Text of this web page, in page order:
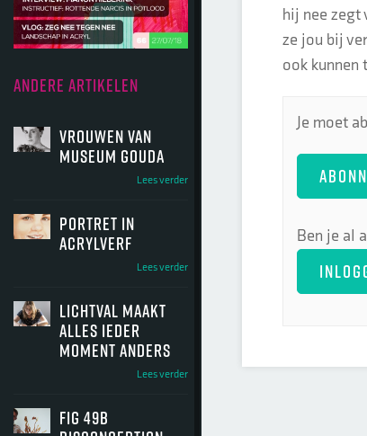
ANDERE ARTIKELEN
Vrouwen van
museum gouda
Lees verder
portret in
acrylverf
Lees verder
lichtval maakt
alles ieder
moment anders
Lees verder
fig 49b
hij nee zegt
ze jou bij
ook kunnen
Je moet
Ben je al